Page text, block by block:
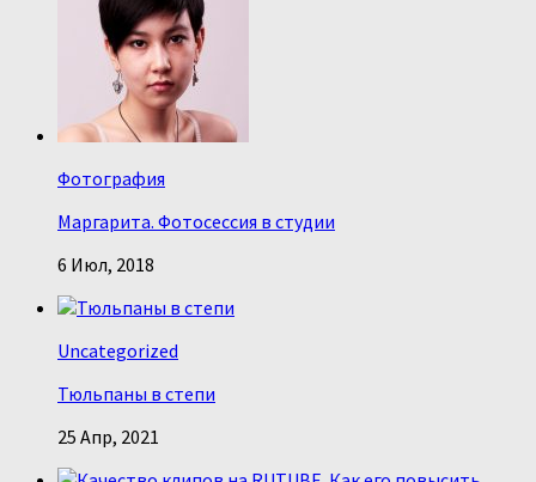
Фотография
Маргарита. Фотосессия в студии
6 Июл, 2018
Uncategorized
Тюльпаны в степи
25 Апр, 2021